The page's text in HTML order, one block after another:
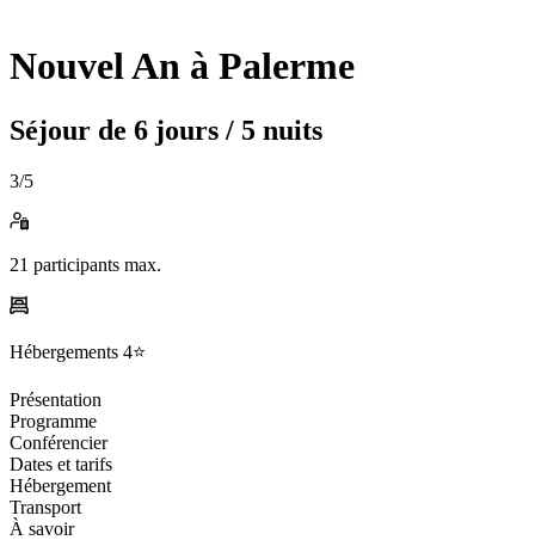
Nouvel An à Palerme
Séjour de 6 jours / 5 nuits
3/5
21 participants max.
Hébergements 4⭐️
Présentation
Programme
Conférencier
Dates et tarifs
Hébergement
Transport
À savoir